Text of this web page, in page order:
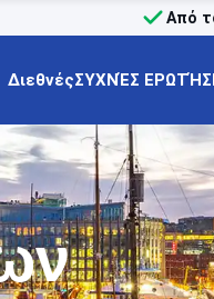
Από
ΔιεθνέςΣΥΧΝΈΣ